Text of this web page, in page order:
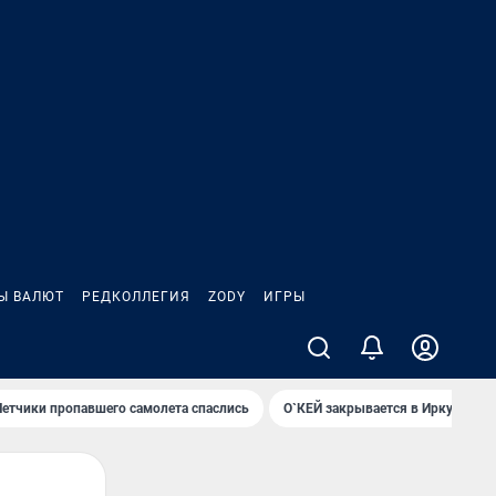
ВАЛЮТ РЕДКОЛЛЕГИЯ ZODY ИГРЫ
пропавшего самолета спаслись О`КЕЙ закрывается в Иркутске